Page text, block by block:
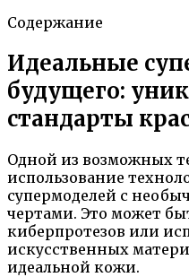
Содержание
Идеальные
будущего:
стандарты
Одной из возможных
использование
супермоделей с
чертами. Это может
киберпротезов или
искусственных
идеальной кожи.